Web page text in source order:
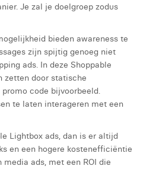
Je zal je doelgroep zodus
bieden awareness te
zijn spijtig genoeg niet
ads. In deze Shoppable
zetten door statische
code bijvoorbeeld.
te laten interageren met een
Lightbox ads, dan is er altijd
en een hogere kostenefficiëntie
ads, met een ROI die